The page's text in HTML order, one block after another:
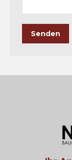
Senden